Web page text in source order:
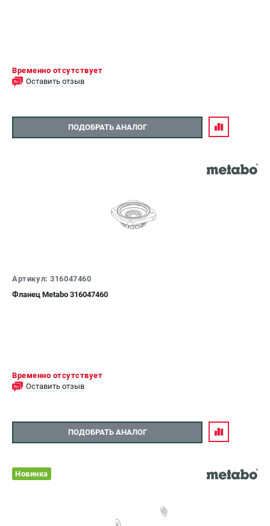
Временно отсутствует
Оставить отзыв
ПОДОБРАТЬ АНАЛОГ
Артикул: 316047460
Фланец Metabo 316047460
Временно отсутствует
Оставить отзыв
ПОДОБРАТЬ АНАЛОГ
Новинка